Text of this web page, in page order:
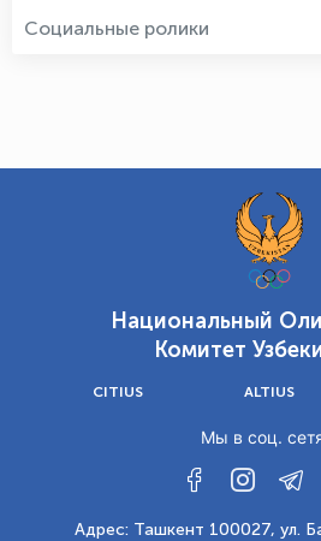
Социальные ролики
Национальный
Комитет
CITIUS ALTIUS
Мы в соц.
Адрес: Ташкент 100027, ул.